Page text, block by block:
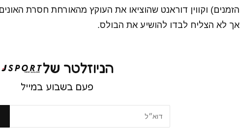
הזמנים) וקווין דוראנט שהוציאו את העוקץ מהאורחת חסרת
אך לא הצליח לבדו להושיע את הבולס.
הניוזלטר של
פעם בשבוע במייל